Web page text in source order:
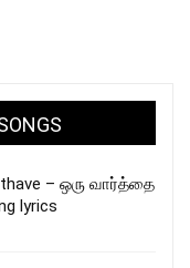
– ஒரு வார்த்தை
lyrics